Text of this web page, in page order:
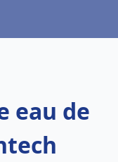
eau de